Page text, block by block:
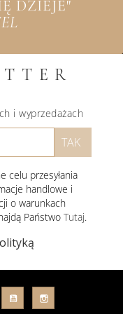
DZIEJE"
i wyprzedażach
celu przesyłania
handlowe i
o warunkach
Państwo Tutaj.